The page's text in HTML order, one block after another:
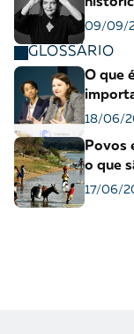
09/09/
GLOSSÁRIO
O que
18/06/
Povos
o que
17/06/